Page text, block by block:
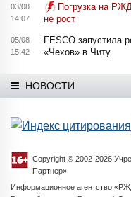
03/08
14:07
Погрузка на
не рост
05/08
15:42
FESCO запустила
«Чехов» в Читу
НОВОСТИ
Copyright © 2002-2026
Партнер»
Информационное агентство